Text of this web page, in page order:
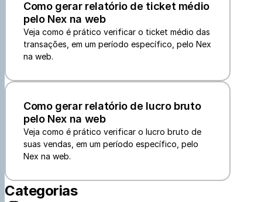
Como gerar relatório de ticket médio
pelo Nex na web
Veja como é prático verificar o ticket médio das
transações, em um período específico, pelo Nex
na web.
Como gerar relatório de lucro bruto
pelo Nex na web
Veja como é prático verificar o lucro bruto de
suas vendas, em um período específico, pelo
Nex na web.
Categorias